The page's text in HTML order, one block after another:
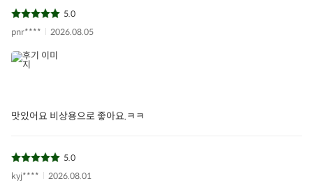
5.0
pnr****
2026.08.05
맛있어요 비상용으로 좋아요.ㅋㅋ
5.0
kyj****
2026.08.01